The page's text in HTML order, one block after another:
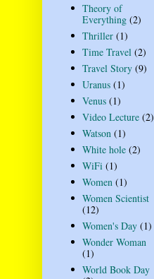
Theory of
Everything (2)
Thriller (1)
Time Travel (2)
Travel Story (9)
Uranus (1)
Venus (1)
Video Lecture (2)
Watson (1)
White hole (2)
WiFi (1)
Women (1)
Women Scientist
(12)
Women's Day (1)
Wonder Woman
(1)
World Book Day